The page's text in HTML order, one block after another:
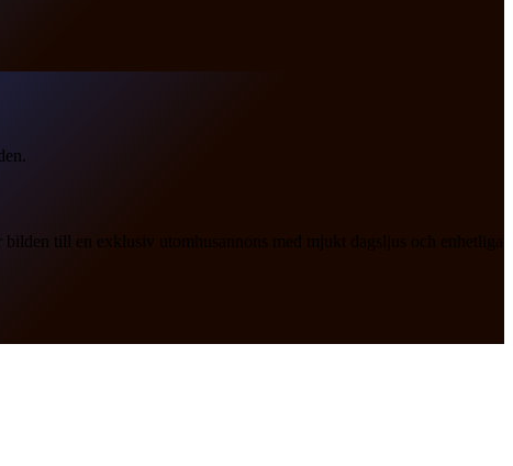
till en exklusiv utomhusannons med mjukt dagsljus och enhetliga